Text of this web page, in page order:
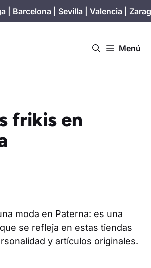
Barcelona Sevilla Valencia
Menú
frikis en
moda en Paterna: es una
se refleja en estas tiendas
y artículos originales.